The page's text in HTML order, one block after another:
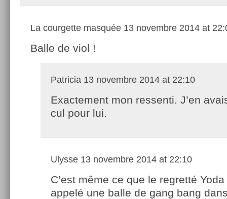
La courgette masquée 13 novembre 2014 at
Balle de viol !
Patricia 13 novembre 2014 at 22:10
Exactement mon ressenti. J’en
cul pour lui.
Ulysse 13 novembre 2014 at 22:10
C’est même ce que le regretté
appelé une balle de gang bang